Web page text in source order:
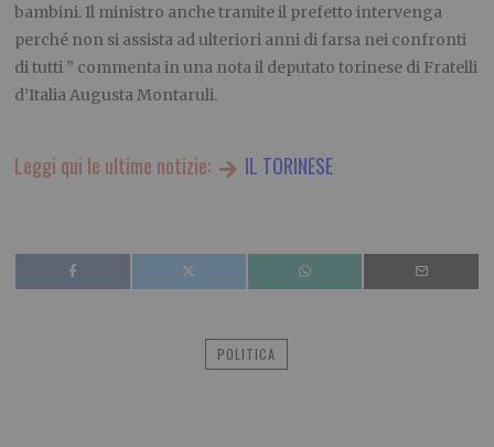
bambini. Il ministro anche tramite il prefetto intervenga
perché non si assista ad ulteriori anni di farsa nei confronti
di tutti ” commenta in una nota il deputato torinese di Fratelli
d’Italia Augusta Montaruli.
Leggi qui le ultime notizie: IL TORINESE
POLITICA